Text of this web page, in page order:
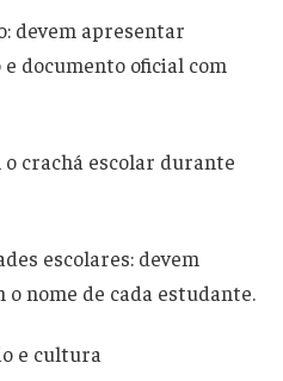
devem apresentar
documento oficial com
crachá escolar durante
escolares: devem
nome de cada estudante.
e cultura